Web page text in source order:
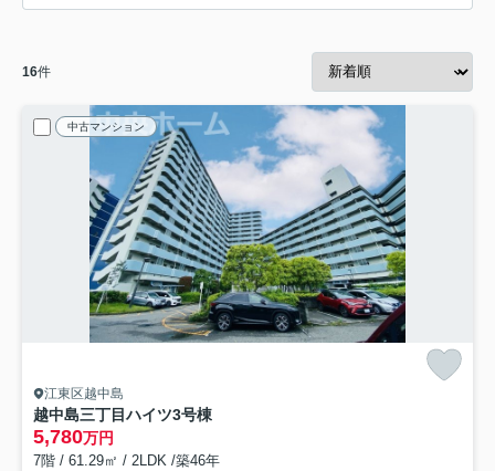
16件
中古マンション
江東区越中島
越中島三丁目ハイツ3号棟
5,780万円
7階 / 61.29㎡ / 2LDK /築46年